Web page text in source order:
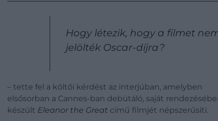
Hogy létezik, hogy a filmet
jelölték Oscar-díjra?
– tette fel a költői kérdést az interjúban, amelyben
elsősorban a Cannes-ban debütáló, saját
készült Eleanor the Great című filmjét népszerűsíti.